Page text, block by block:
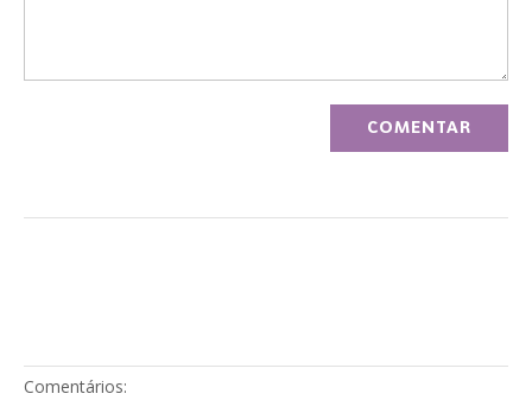
Comentários: